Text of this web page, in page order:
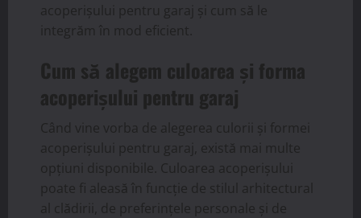
acoperișului pentru garaj și cum să le
integrăm în mod eficient.
Cum să alegem culoarea și forma
acoperișului pentru garaj
Când vine vorba de alegerea culorii și formei
acoperișului pentru garaj, există mai multe
opțiuni disponibile. Culoarea acoperișului
poate fi aleasă în funcție de stilul arhitectural
al clădirii, de preferințele personale și de